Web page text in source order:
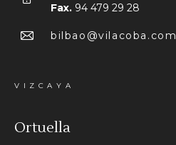
Fax. 94 479 29 28
bilbao@vilacoba.com
VIZCAYA
Ortuella